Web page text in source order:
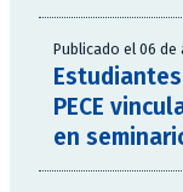
Publicado el 06
PECE
en